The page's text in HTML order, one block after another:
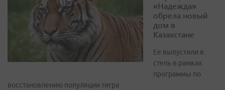
«Надежда»
обрела новый
дом в
Казахстане
Ее выпустили в
степь в рамках
программы по
восстановлению популяции тигра